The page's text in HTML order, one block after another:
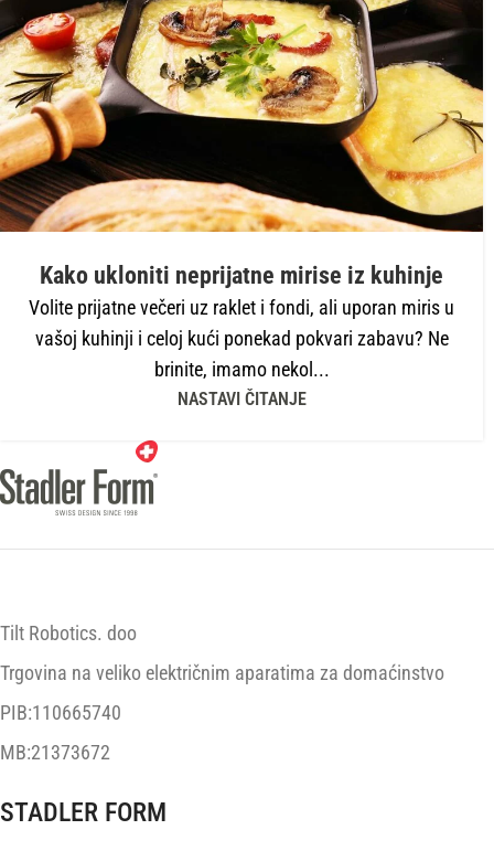
Kako ukloniti neprijatne mirise iz kuhinje
Volite prijatne večeri uz raklet i fondi, ali uporan miris u
vašoj kuhinji i celoj kući ponekad pokvari zabavu? Ne
brinite, imamo nekol...
NASTAVI ČITANJE
Tilt Robotics. doo
Trgovina na veliko električnim aparatima za domaćinstvo
PIB:110665740
MB:21373672
STADLER FORM